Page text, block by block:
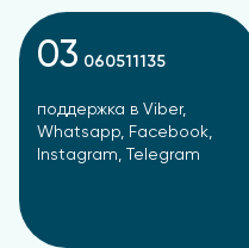
03 060511135
поддержка в Viber,
Whatsapp, Facebook,
Instagram, Telegram